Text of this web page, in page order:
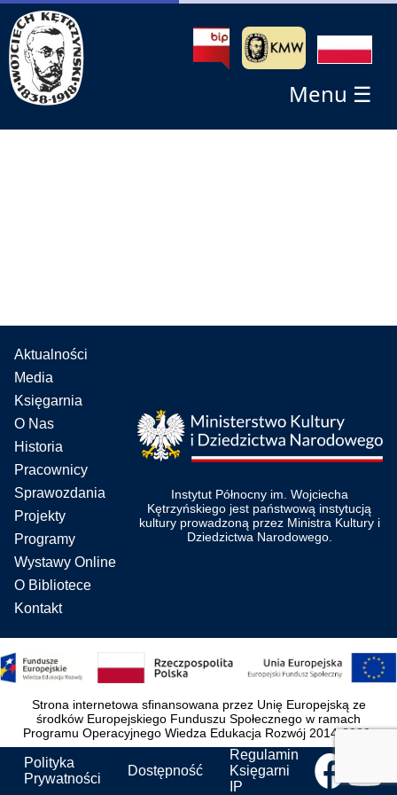
Menu ☰
Aktualności
Media
Księgarnia
O Nas
Historia
Pracownicy
Sprawozdania
Projekty
Programy
Wystawy Online
O Bibliotece
Kontakt
Instytut Północny im. Wojciecha
Kętrzyńskiego jest państwową instytucją
kultury prowadzoną przez Ministra Kultury i
Dziedzictwa Narodowego.
Strona internetowa sfinansowana przez Unię Europejską ze
środków Europejskiego Funduszu Społecznego w ramach
Programu Operacyjnego Wiedza Edukacja Rozwój 2014-2020.
Polityka
Prywatności
Dostępność
Regulamin
Księgarni
IP